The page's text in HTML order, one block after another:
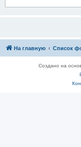
На главную Список
Создано на